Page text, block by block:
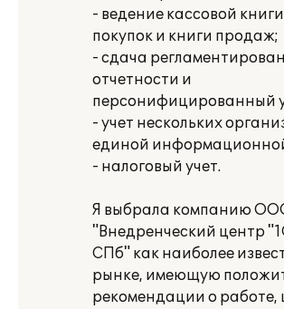
- ведение кассовой
покупок и книги продаж;
- сдача
отчетности и
персонифицированный
- учет нескольких
единой
- налоговый учет.
Я выбрала компанию
"Внедренческий центр
СПб" как наиболее
рынке, имеющую
рекомендации о